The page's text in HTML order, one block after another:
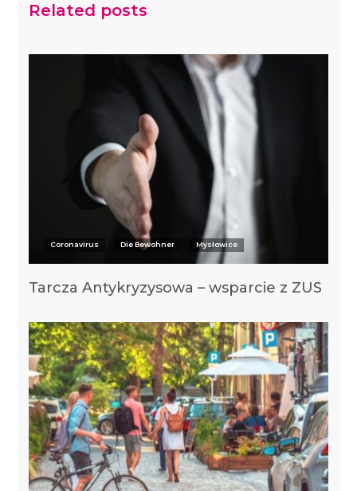
Related posts
Coronavirus Die Bewohner Mysłowice
Tarcza Antykryzysowa – wsparcie z ZUS